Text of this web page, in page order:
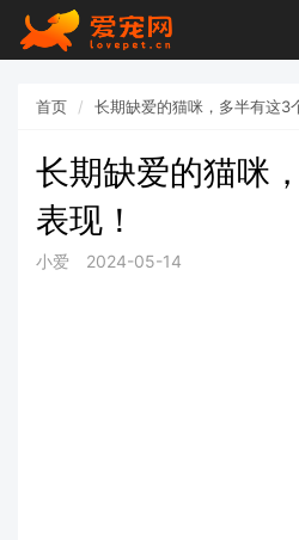
首页 长期缺爱的猫咪，多半有这3
长期缺爱的猫咪
表现！
小爱 2024-05-14